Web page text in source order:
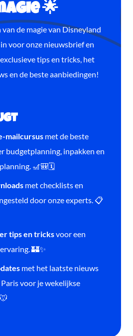
🌟
de magie van Disneyland
voor onze nieuwsbrief en
tips en tricks, het
en de beste aanbiedingen!
mailcursus met de beste
budgetplanning, inpakken en
🎢🎒🗓️
met checklists en
door onze experts. 📋
tips en tricksvoor een
🏰✨
met het laatste nieuws
voor je wekelijkse